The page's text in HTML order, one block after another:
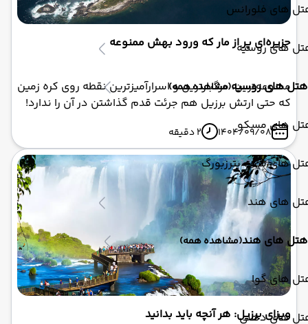
های فلورانس
های روسیه
هتل های روسیه(مشاهده همه)
های مسکو
های سنت پترزبورگ
های هند
هتل های هند(مشاهده همه)
های گوا
های دهلی
جزیره‌ای پر از مار که ورود بهش ممنوعه
ممنوعه‌ترین، مرگبارترین و اسرارآمیزترین نقطه روی کره زمین
که حتی ارتش برزیل هم جرئت قدم گذاشتن در آن را ندارد!
1404/09/08 2 دقیقه
ویزای برزیل: هر آنچه باید بدانید